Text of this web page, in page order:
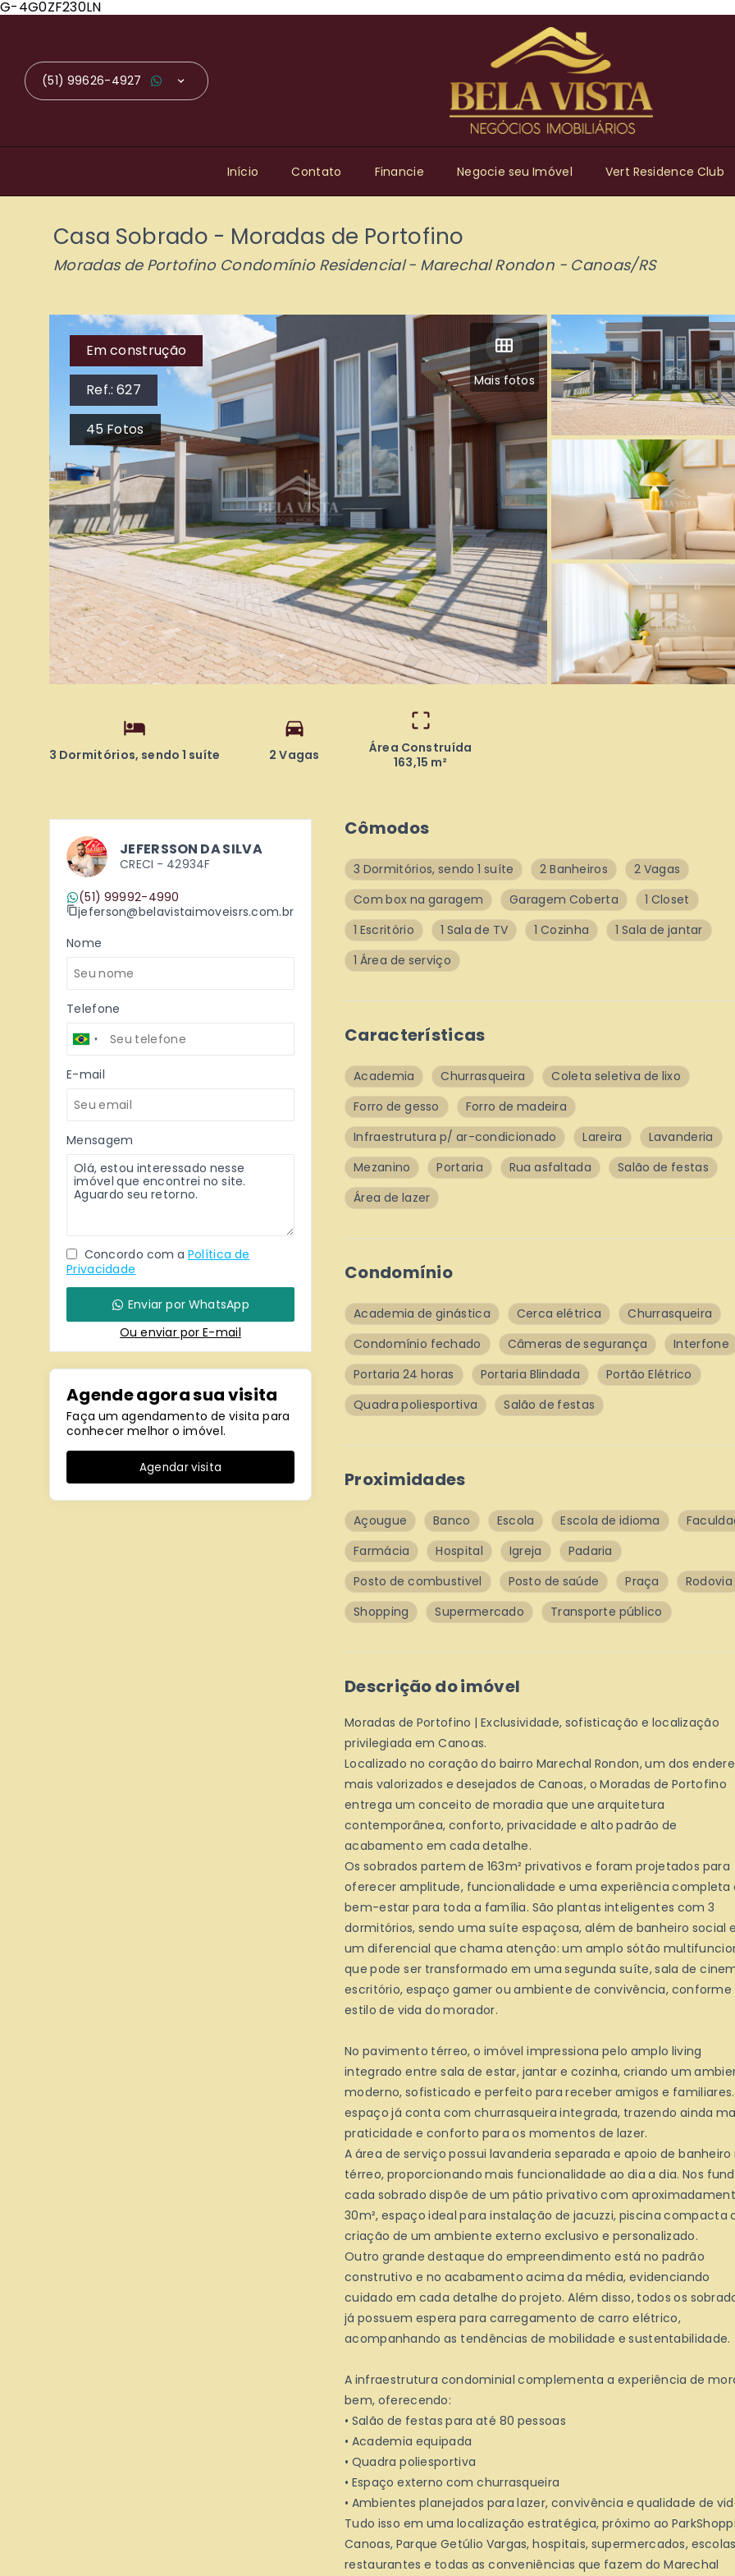
G-4G0ZF230LN
(51) 99626-4927
Início Contato Financie Negocie seu Imóvel Vert Residence Club
Casa Sobrado - Moradas de Portofino
Moradas de Portofino Condomínio Residencial - Marechal Rondon - Canoas/RS
Mais fotos
Em construção
Ref.:627
45Fotos
3 Dormitórios, sendo 1 suíte 2 Vagas
Área Construída
163,15 m²
JEFERSSON DA SILVA
CRECI - 42934F
(51) 99992-4990
jeferson@belavistaimoveisrs.com.br
Nome
Telefone
E-mail
Mensagem
Concordo com a Política de
Privacidade
Enviar por WhatsApp
Ou enviar por E-mail
Agende agora sua visita
Faça um agendamento de visita para
conhecer melhor o imóvel.
Agendar visita
Cômodos
3 Dormitórios, sendo 1 suíte 2 Banheiros
2 Vagas
Com box na garagem
Garagem Coberta
1 Closet
1 Escritório
1 Sala de TV 1 Cozinha
1 Sala de jantar
1 Área de serviço
Características
Academia Churrasqueira
Coleta seletiva de lixo
Forro de gesso
Forro de madeira
Infraestrutura p/ ar-condicionado
Lareira
Lavanderia
Mezanino
Portaria Rua asfaltada
Salão de festas
Área de lazer
Condomínio
Academia de ginástica Cerca elétrica
Churrasqueira
Condomínio fechado
Câmeras de segurança
Interfone
Portaria 24 horas
Portaria Blindada
Portão Elétrico
Quadra poliesportiva
Salão de festas
Proximidades
Açougue Banco Escola Escola de idioma
Farmácia
Hospital Igreja
Padaria
Posto de combustivel
Posto de saúde Praça
Rodovia
Shopping
Supermercado Transporte público
Descrição do imóvel
Moradas de Portofino | Exclusividade, sofisticação e localização
privilegiada em Canoas.
Localizado no coração do bairro Marechal Rondon, um dos
mais valorizados e desejados de Canoas, o Moradas de Portofino
entrega um conceito de moradia que une arquitetura
contemporânea, conforto, privacidade e alto padrão de
acabamento em cada detalhe.
Os sobrados partem de 163m² privativos e foram projetados para
oferecer amplitude, funcionalidade e uma experiência completa
bem-estar para toda a família. São plantas inteligentes com 3
dormitórios, sendo uma suíte espaçosa, além de banheiro social e
um diferencial que chama atenção: um amplo sótão
que pode ser transformado em uma segunda suíte, sala de
escritório, espaço gamer ou ambiente de convivência, conforme
estilo de vida do morador.
No pavimento térreo, o imóvel impressiona pelo amplo living
integrado entre sala de estar, jantar e cozinha, criando um
moderno, sofisticado e perfeito para receber amigos e
espaço já conta com churrasqueira integrada, trazendo ainda
praticidade e conforto para os momentos de lazer.
A área de serviço possui lavanderia separada e apoio de banheiro
térreo, proporcionando mais funcionalidade ao dia a dia. Nos
cada sobrado dispõe de um pátio privativo com
30m², espaço ideal para instalação de jacuzzi, piscina compacta
criação de um ambiente externo exclusivo e personalizado.
Outro grande destaque do empreendimento está no padrão
construtivo e no acabamento acima da média, evidenciando
cuidado em cada detalhe do projeto. Além disso, todos os
já possuem espera para carregamento de carro elétrico,
acompanhando as tendências de mobilidade e sustentabilidade.
A infraestrutura condominial complementa a experiência de
bem, oferecendo:
• Salão de festas para até 80 pessoas
• Academia equipada
• Quadra poliesportiva
• Espaço externo com churrasqueira
• Ambientes planejados para lazer, convivência e qualidade de
Tudo isso em uma localização estratégica, próximo ao
Canoas, Parque Getúlio Vargas, hospitais, supermercados,
restaurantes e todas as conveniências que fazem do Marechal